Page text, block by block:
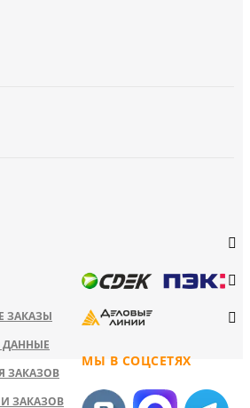
МЫ В СОЦСЕТЯХ
ЗАКАЗЫ
ЗАКАЗОВ
ЗАКАЗОВ